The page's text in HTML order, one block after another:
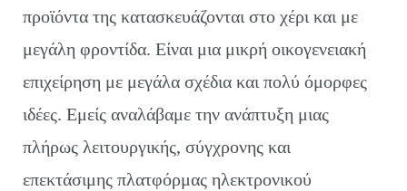
προϊόντα της κατασκευάζονται στο χέρι και με
μεγάλη φροντίδα. Είναι μια μικρή οικογενειακή
επιχείρηση με μεγάλα σχέδια και πολύ όμορφες
ιδέες. Εμείς αναλάβαμε την ανάπτυξη μιας
πλήρως λειτουργικής, σύγχρονης και
επεκτάσιμης πλατφόρμας ηλεκτρονικού